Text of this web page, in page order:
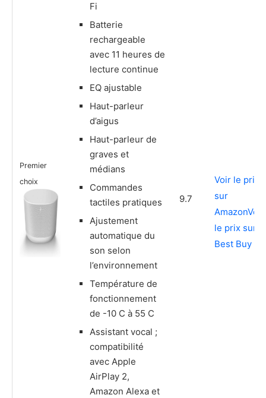
Premier
choix
Fi
Batterie
rechargeable
avec 11 heures de
lecture continue
EQ ajustable
Haut-parleur
d’aigus
Haut-parleur de
graves et
médians
Commandes
tactiles pratiques
Ajustement
automatique du
son selon
l’environnement
Température de
fonctionnement
de -10 C à 55 C
Assistant vocal ;
compatibilité
avec Apple
AirPlay 2,
Amazon Alexa et
9.7
Voir le prix
sur
AmazonVoir
le prix sur
Best Buy